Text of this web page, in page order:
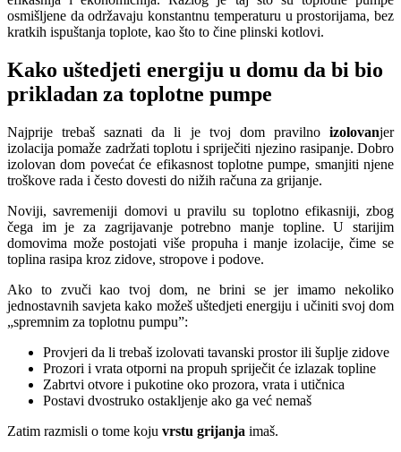
osmišljene da održavaju konstantnu temperaturu u prostorijama, bez
kratkih ispuštanja toplote, kao što to čine plinski kotlovi.
Kako uštedjeti energiju u domu da bi bio
prikladan za toplotne pumpe
Najprije trebaš saznati da li je tvoj dom pravilno izolovanjer
izolacija pomaže zadržati toplotu i spriječiti njezino rasipanje. Dobro
izolovan dom povećat će efikasnost toplotne pumpe, smanjiti njene
troškove rada i često dovesti do nižih računa za grijanje.
Noviji, savremeniji domovi u pravilu su toplotno efikasniji, zbog
čega im je za zagrijavanje potrebno manje topline. U starijim
domovima može postojati više propuha i manje izolacije, čime se
toplina rasipa kroz zidove, stropove i podove.
Ako to zvuči kao tvoj dom, ne brini se jer imamo nekoliko
jednostavnih savjeta kako možeš uštedjeti energiju i učiniti svoj dom
„spremnim za toplotnu pumpu”:
Provjeri da li trebaš izolovati tavanski prostor ili šuplje zidove
Prozori i vrata otporni na propuh spriječit će izlazak topline
Zabrtvi otvore i pukotine oko prozora, vrata i utičnica
Postavi dvostruko ostakljenje ako ga već nemaš
Zatim razmisli o tome koju vrstu grijanja imaš.